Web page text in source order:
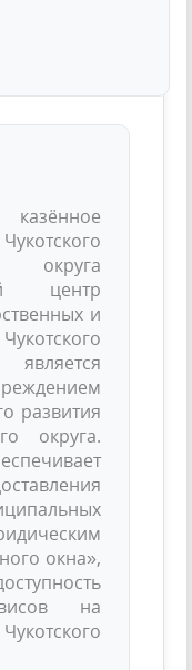
центр
и
является
развития
округа.
окна»,
на